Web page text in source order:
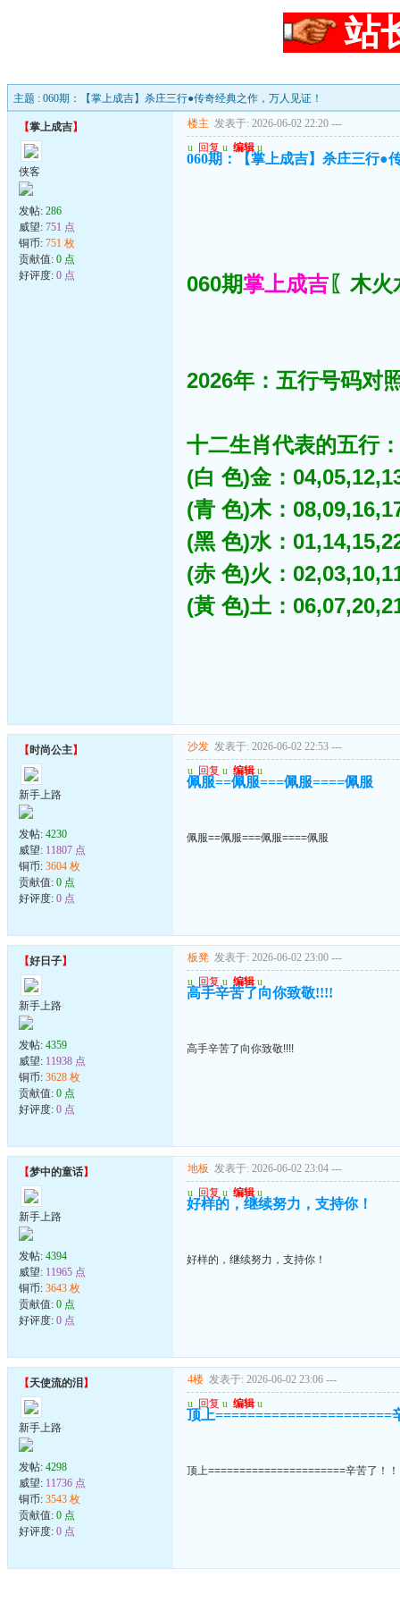
站
主题 : 060期：【掌上成吉】杀庄三行●传奇经典之作，万人见证！
【掌上成吉】
侠客
发帖: 286
威望: 751 点
铜币: 751 枚
贡献值: 0 点
好评度: 0 点
楼主 发表于: 2026-06-02 22:20 ---
u 回复 u 编辑 u
060期：【掌上成吉】杀庄三行●
060期掌上成吉 〖木
2026年：五行号码对
十二生肖代表的五行：
(白 色)金：
(青 色)木：
(黑 色)水：
(赤 色)火：
(黃 色)土：
【时尚公主】
新手上路
发帖: 4230
威望: 11807 点
铜币: 3604 枚
贡献值: 0 点
好评度: 0 点
沙发 发表于: 2026-06-02 22:53 ---
u 回复 u 编辑 u
佩服==佩服===佩服====佩服
佩服==佩服===佩服====佩服
【好日子】
新手上路
发帖: 4359
威望: 11938 点
铜币: 3628 枚
贡献值: 0 点
好评度: 0 点
板凳 发表于: 2026-06-02 23:00 ---
u 回复 u 编辑 u
高手辛苦了向你致敬!!!!
高手辛苦了向你致敬!!!!
【梦中的童话】
新手上路
发帖: 4394
威望: 11965 点
铜币: 3643 枚
贡献值: 0 点
好评度: 0 点
地板 发表于: 2026-06-02 23:04 ---
u 回复 u 编辑 u
好样的，继续努力，支持你！
好样的，继续努力，支持你！
【天使流的泪 】
新手上路
发帖: 4298
威望: 11736 点
铜币: 3543 枚
贡献值: 0 点
好评度: 0 点
4楼 发表于: 2026-06-02 23:06 ---
u 回复 u 编辑 u
顶上======================
顶上======================辛苦了！